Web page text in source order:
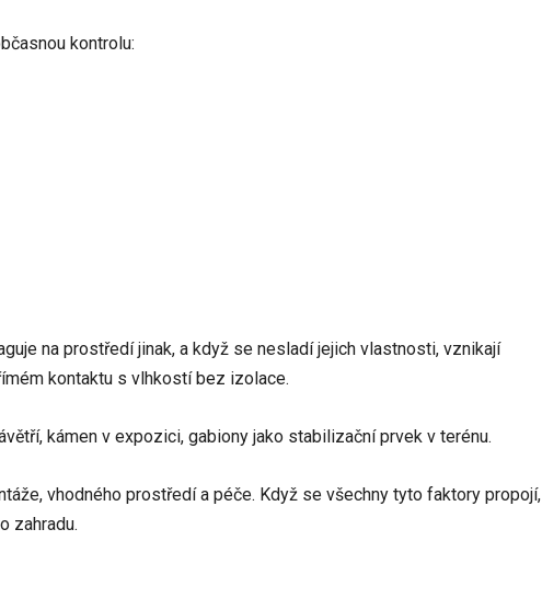
kontrolu:
na prostředí jinak, a když se nesladí jejich vlastnosti, vznikají
kontaktu s vlhkostí bez izolace.
kámen v expozici, gabiony jako stabilizační prvek v terénu.
vhodného prostředí a péče. Když se všechny tyto faktory propojí,
zahradu.